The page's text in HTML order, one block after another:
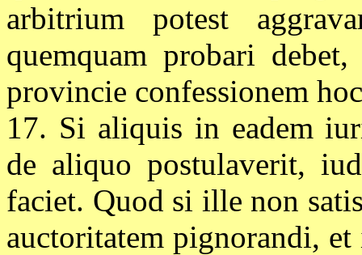
arbitrium potest
quemquam probari
provincie confessionem
17. Si aliquis in eadem
de aliquo postulaverit,
faciet. Quod si ille non
auctoritatem pignorandi,